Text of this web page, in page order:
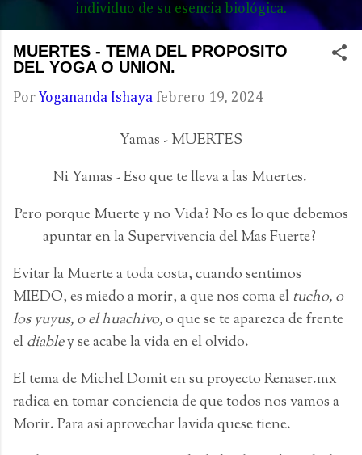
individuo de su esencia biológica.
MUERTES - TEMA DEL PROPOSITO
DEL YOGA O UNION.
Por Yogananda Ishaya febrero 19, 2024
Yamas - MUERTES
Ni Yamas - Eso que te lleva a las Muertes.
Pero porque Muerte y no Vida? No es lo que debemos
apuntar en la Supervivencia del Mas Fuerte?
Evitar la Muerte a toda costa, cuando sentimos
MIEDO, es miedo a morir, a que nos coma el tucho, o
los yuyus, o el huachivo,o que se te aparezca de frente
eldiabley se acabe la vida en el olvido.
El tema de Michel Domit en su proyecto Renaser.mx
radica en tomar conciencia de que todos nos vamos a
Morir. Para asi aprovechar lavida quese tiene.